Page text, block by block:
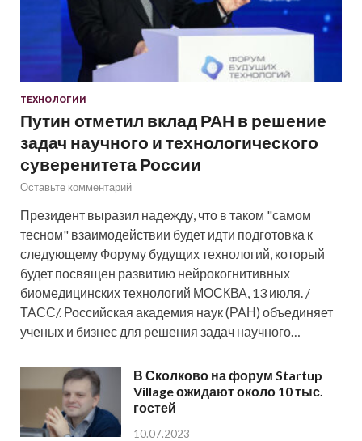
ТЕХНОЛОГИИ
Путин отметил вклад РАН в решение
задач научного и технологического
суверенитета России
Оставьте комментарий
Президент выразил надежду, что в таком "самом
тесном" взаимодействии будет идти подготовка к
следующему Форуму будущих технологий, который
будет посвящен развитию нейрокогнитивных
биомедицинских технологий МОСКВА, 13 июля. /
ТАСС/. Российская академия наук (РАН) объединяет
ученых и бизнес для решения задач научного…
В Сколково на форум Startup
Village ожидают около 10 тыс.
гостей
10.07.2023